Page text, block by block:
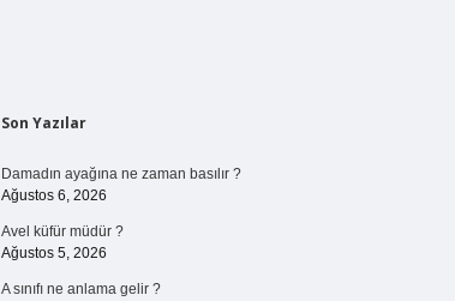
Sidebar
Son Yazılar
Damadın ayağına ne zaman basılır ?
Ağustos 6, 2026
Avel küfür müdür ?
Ağustos 5, 2026
A sınıfı ne anlama gelir ?